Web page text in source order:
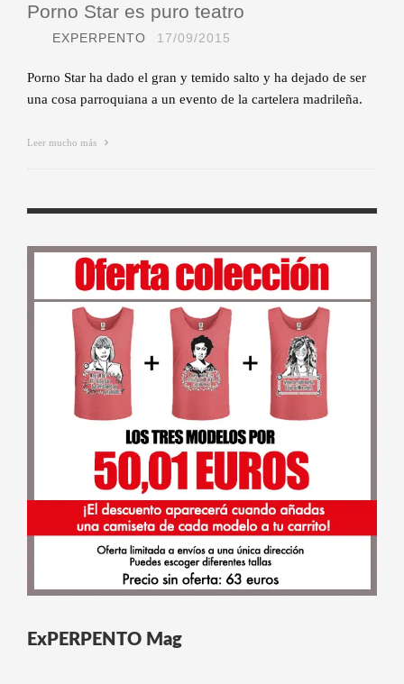
Porno Star es puro teatro
EXPERPENTO 17/09/2015
Porno Star ha dado el gran y temido salto y ha dejado de ser
una cosa parroquiana a un evento de la cartelera madrileña.
Leer mucho más
ExPERPENTO Mag